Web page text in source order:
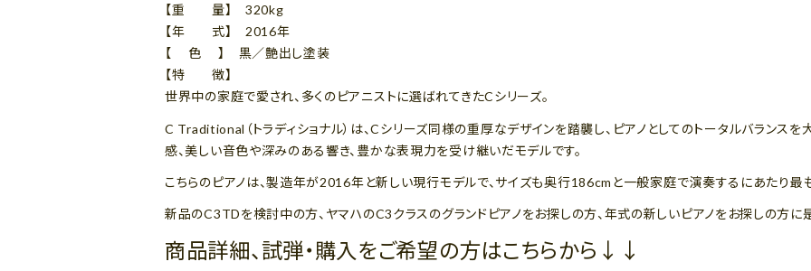
【重 量】 320kg
【年 式】 2016年
【 色 】 黒／艶出し塗装
【特 徴】
世界中の家庭で愛され、多くのピアニストに選ばれてきたCシリーズ。
C Traditional（トラディショナル）は、Cシリーズ同様の重厚なデザインを踏襲し、ピアノとしてのトータルバランス
感、美しい音色や深みのある響き、豊かな表現力を受け継いだモデルです。
こちらのピアノは、製造年が2016年と新しい現行モデルで、サイズも奥行186cmと一般家庭で演奏するにあたり最
新品のC3TDを検討中の方、ヤマハのC3クラスのグランドピアノをお探しの方、年式の新しいピアノをお探しの方に
商品詳細、試弾・購入をご希望の方はこちらから↓↓